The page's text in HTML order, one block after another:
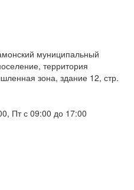
муниципальный
территория
зона, здание 12, стр.
Пт с 09:00 до 17:00